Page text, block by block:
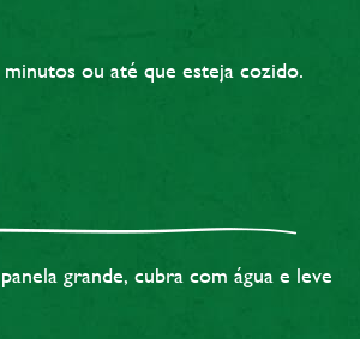
ou até que esteja cozido.
grande, cubra com água e leve